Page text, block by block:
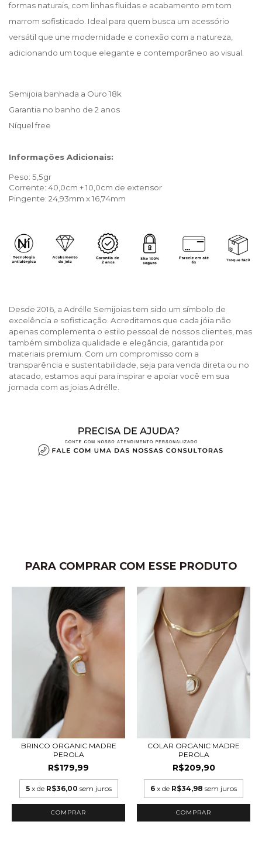
formas naturais, com linhas fluidas e acabamento em tom
marrom sofisticado. Ideal para quem busca um acessório
versátil que une modernidade e conexão com a natureza,
adicionando um toque elegante e contemporâneo ao visual.
Semijoia banhada a Ouro 18k
Garantia no banho de 2 anos
Níquel free
Informações Adicionais:
Peso: 5,5gr
Corrente: 40,0cm + 10,0cm de extensor
Pingente: 24,93mm x 16,74mm
Desde 2016, a Adrélle Semijoias tem sido um símbolo de
excelência e sofisticação. Acreditamos que cada jóia não
apenas complementa o estilo pessoal de nossos clientes, mas
também simboliza qualidade e elegância, garantida por
materiais premium. Com um compromisso com a
transparência e sustentabilidade, seja para venda direta ou no
atacado, estamos aqui para inspirar e apoiar você em sua
jornada com as joias Adrélle.
PARA COMPRAR COM ESSE PRODUTO
BRINCO ORGANIC MADRE
PEROLA
R$179,99
5 x de R$36,00 sem juros
COLAR ORGANIC MADRE
PEROLA
R$209,90
6 x de R$34,98 sem juros